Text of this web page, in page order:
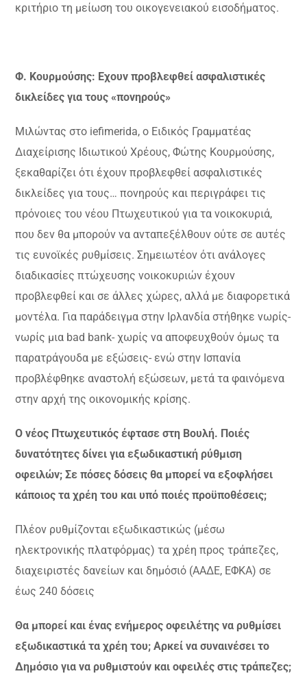
κριτήριο τη μείωση του οικογενειακού εισοδήματος.
Φ. Κουρμούσης: Εχουν προβλεφθεί ασφαλιστικές
δικλείδες για τους «πονηρούς»
Μιλώντας στο iefimerida, ο Ειδικός Γραμματέας
Διαχείρισης Ιδιωτικού Χρέους, Φώτης Κουρμούσης,
ξεκαθαρίζει ότι έχουν προβλεφθεί ασφαλιστικές
δικλείδες για τους… πονηρούς και περιγράφει τις
πρόνοιες του νέου Πτωχευτικού για τα νοικοκυριά,
που δεν θα μπορούν να ανταπεξέλθουν ούτε σε αυτές
τις ευνοϊκές ρυθμίσεις. Σημειωτέον ότι ανάλογες
διαδικασίες πτώχευσης νοικοκυριών έχουν
προβλεφθεί και σε άλλες χώρες, αλλά με διαφορετικά
μοντέλα. Για παράδειγμα στην Ιρλανδία στήθηκε νωρίς-
νωρίς μια bad bank- χωρίς να αποφευχθούν όμως τα
παρατράγουδα με εξώσεις- ενώ στην Ισπανία
προβλέφθηκε αναστολή εξώσεων, μετά τα φαινόμενα
στην αρχή της οικονομικής κρίσης.
Ο νέος Πτωχευτικός έφτασε στη Βουλή. Ποιές
δυνατότητες δίνει για εξωδικαστική ρύθμιση
οφειλών; Σε πόσες δόσεις θα μπορεί να εξοφλήσει
κάποιος τα χρέη του και υπό ποιές προϋποθέσεις;
Πλέον ρυθμίζονται εξωδικαστικώς (μέσω
ηλεκτρονικής πλατφόρμας) τα χρέη προς τράπεζες,
διαχειριστές δανείων και δημόσιό (ΑΑΔΕ, ΕΦΚΑ) σε
έως 240 δόσεις
Θα μπορεί και ένας ενήμερος οφειλέτης να ρυθμίσει
εξωδικαστικά τα χρέη του; Αρκεί να συναινέσει το
Δημόσιο για να ρυθμιστούν και οφειλές στις τράπεζες;